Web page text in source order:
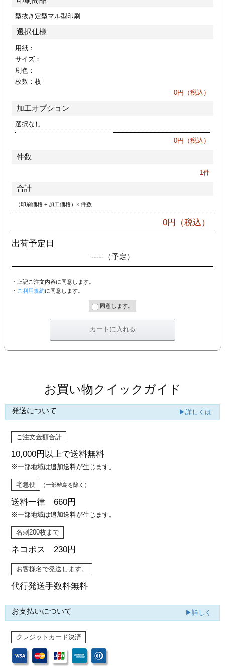
加工
リーブ
型抜き定型マル型印刷
選択仕様
用紙：
サイズ：
刷色：
枚数： 枚
0円（税込）
加工オプション
選択なし
0円（税込）
件数
1件
合計
（印刷価格 + 加工価格）× 件数
0円（税込）
出荷予定日
-----（予定）
・上記ご注文内容に同意します。
・ ご利用規約に同意します。
同意します。
お買い物クイックガイド
発送について ▶詳しくは
ご注文金額合計
10,000円以上で送料無料
※一部地域は追加送料が生じます。
宅急便 （一部離島を除く）
送料一律 660円
※一部地域は追加送料が生じます。
名刺200枚まで
ネコポス 230円
お客様名で発送します。
代行発送手数料無料
お支払いについて ▶詳しく
クレジットカード決済